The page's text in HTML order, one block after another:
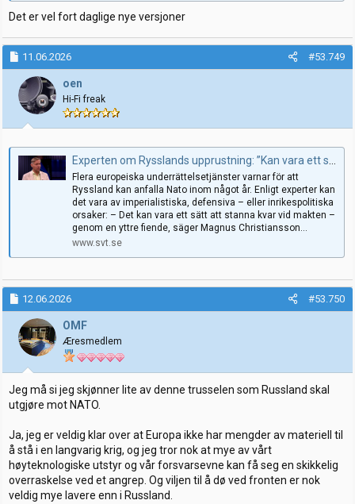
Det er vel fort daglige nye versjoner
11.06.2026 #53.749
oen
Hi-Fi freak
Experten om Rysslands upprustning: ”Kan vara ett sätt att stanna kvar vid makten”
Flera europeiska underrättelsetjänster varnar för att
Ryssland kan anfalla Nato inom något år. Enligt experter kan
det vara av imperialistiska, defensiva – eller inrikespolitiska
orsaker: – Det kan vara ett sätt att stanna kvar vid makten –
genom en yttre fiende, säger Magnus Christiansson...
www.svt.se
12.06.2026 #53.750
OMF
Æresmedlem
Jeg må si jeg skjønner lite av denne trusselen som Russland skal
utgjøre mot NATO.
Ja, jeg er veldig klar over at Europa ikke har mengder av materiell til
å stå i en langvarig krig, og jeg tror nok at mye av vårt
høyteknologiske utstyr og vår forsvarsevne kan få seg en skikkelig
overraskelse ved et angrep. Og viljen til å dø ved fronten er nok
veldig mye lavere enn i Russland.